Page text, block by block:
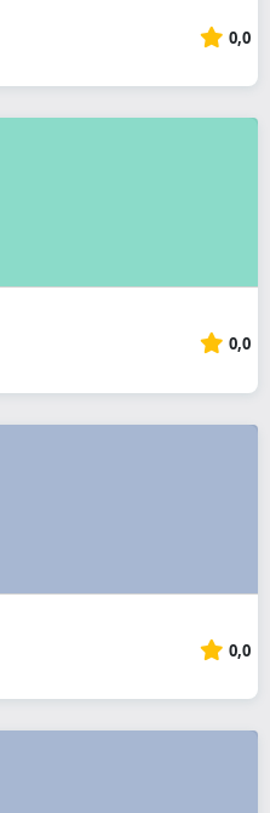
0,0
0,0
0,0